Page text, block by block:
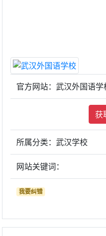
官方网站：武汉外国语学
获
所属分类：武汉学校
网站关键词：
我要纠错